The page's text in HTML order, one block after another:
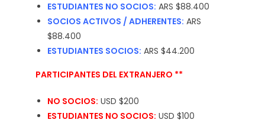
ESTUDIANTES NO SOCIOS: ARS $88.400
SOCIOS ACTIVOS / ADHERENTES: ARS
$88.400
ESTUDIANTES SOCIOS: ARS $44.200
PARTICIPANTES DEL EXTRANJERO **
NO SOCIOS: USD $200
ESTUDIANTES NO SOCIOS: USD $100